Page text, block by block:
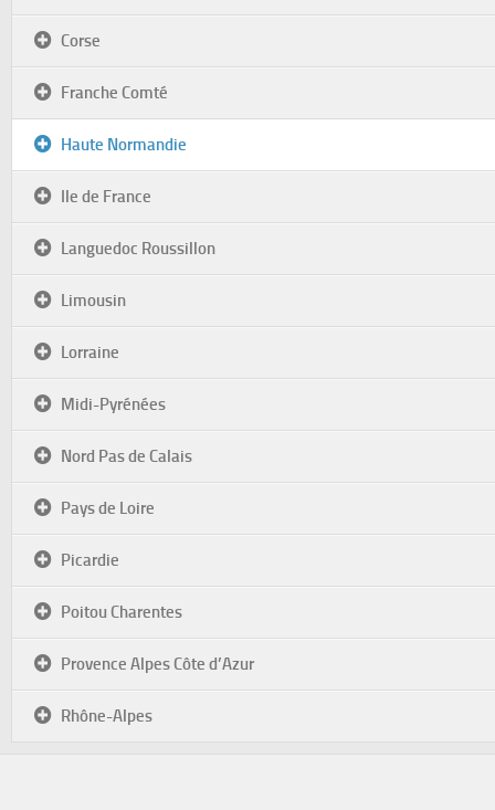
Corse
Franche Comté
Haute Normandie
Ile de France
Languedoc Roussillon
Limousin
Lorraine
Midi-Pyrénées
Nord Pas de Calais
Pays de Loire
Picardie
Poitou Charentes
Provence Alpes Côte d’Azur
Rhône-Alpes